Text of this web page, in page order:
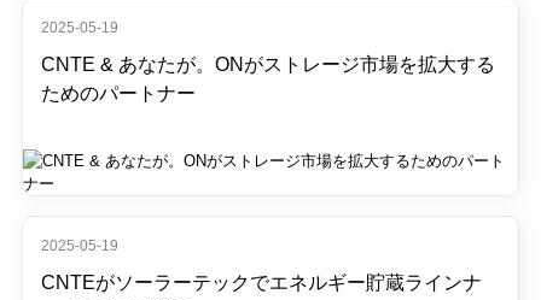
2025-05-19
CNTE & あなたが。ONがストレージ市場を拡大する
ためのパートナー
2025-05-19
CNTEがソーラーテックでエネルギー貯蔵ラインナ